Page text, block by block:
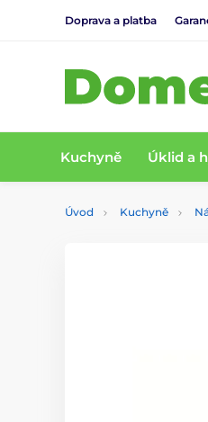
Doprava a platba
Kuchyně Úklid a
Úvod Kuchyně